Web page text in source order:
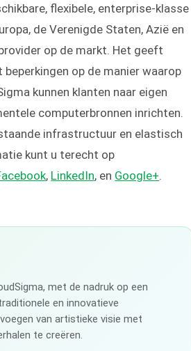
flexibele, enterprise-klasse
de Verenigde Staten, Azië en
op de markt. Het geeft
op de manier waarop
kunnen klanten naar eigen
computerbronnen inrichten.
infrastructuur en elastisch
kunt u terecht op
, LinkedIn, en Google+
met de nadruk op een
en innovatieve
van artistieke visie met
te creëren.